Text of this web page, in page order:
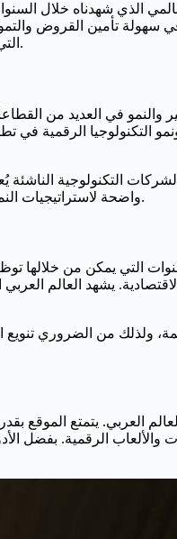
الذي شهدناه خلال
سهولة تأمين القروض
، التي تسهل فهم الأنماط والتوجهات السوقية للمستثمرين في وقت قياسي.
والنمو في العديد من
ونمو التكنولوجيا
التكنولوجية
واضحة لاستراتيجيات النمو، يمكن للمستثمرين المحليين والدوليين الاستفادة بشكل كبير من هذه الفرص الواعدة التي تقدمها المنطقة العربية في هذا القطاع الديناميكي.
التي يمكن من خلالها
يشهد العالم
ولذلك من الضروري تنويع
الرقمية. بفضل